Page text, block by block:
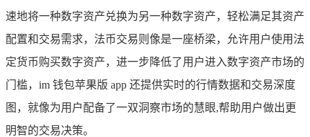
速地将一种数字资产兑换为另一种数字资产，轻松满足其资产
配置和交易需求，法币交易则像是一座桥梁，允许用户使用法
定货币购买数字资产，进一步降低了用户进入数字资产市场的
门槛，im 钱包苹果版 app 还提供实时的行情数据和交易深度
图，就像为用户配备了一双洞察市场的慧眼,帮助用户做出更
明智的交易决策。